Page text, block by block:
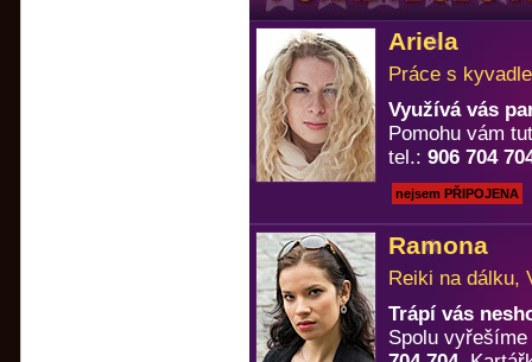
Ariela
Práce s
Využívá vás
Pomohu vám
tel.: 906 704
nejsem PŘIPOJENA
Ramona
Reiki na dálku,
Trápí vás
Spolu